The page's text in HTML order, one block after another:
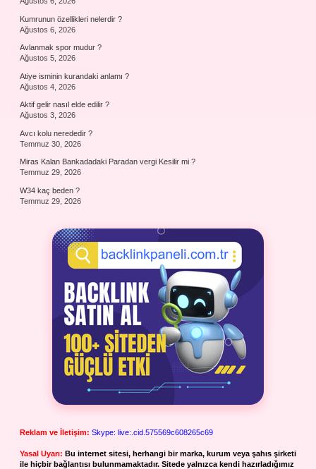
Kumrunun özellikleri nelerdir ?
Ağustos 6, 2026
Avlanmak spor mudur ?
Ağustos 5, 2026
Atiye isminin kurandaki anlamı ?
Ağustos 4, 2026
Aktif gelir nasıl elde edilir ?
Ağustos 3, 2026
Avcı kolu nerededir ?
Temmuz 30, 2026
Miras Kalan Bankadadaki Paradan vergi Kesilir mi ?
Temmuz 29, 2026
W34 kaç beden ?
Temmuz 29, 2026
Reklam ve İletişim: Skype: live:.cid.575569c608265c69
Yasal Uyarı: Bu internet sitesi, herhangi bir marka, kurum veya şahıs şirketi
ile hiçbir bağlantısı bulunmamaktadır. Sitede yalnızca kendi hazırladığımız